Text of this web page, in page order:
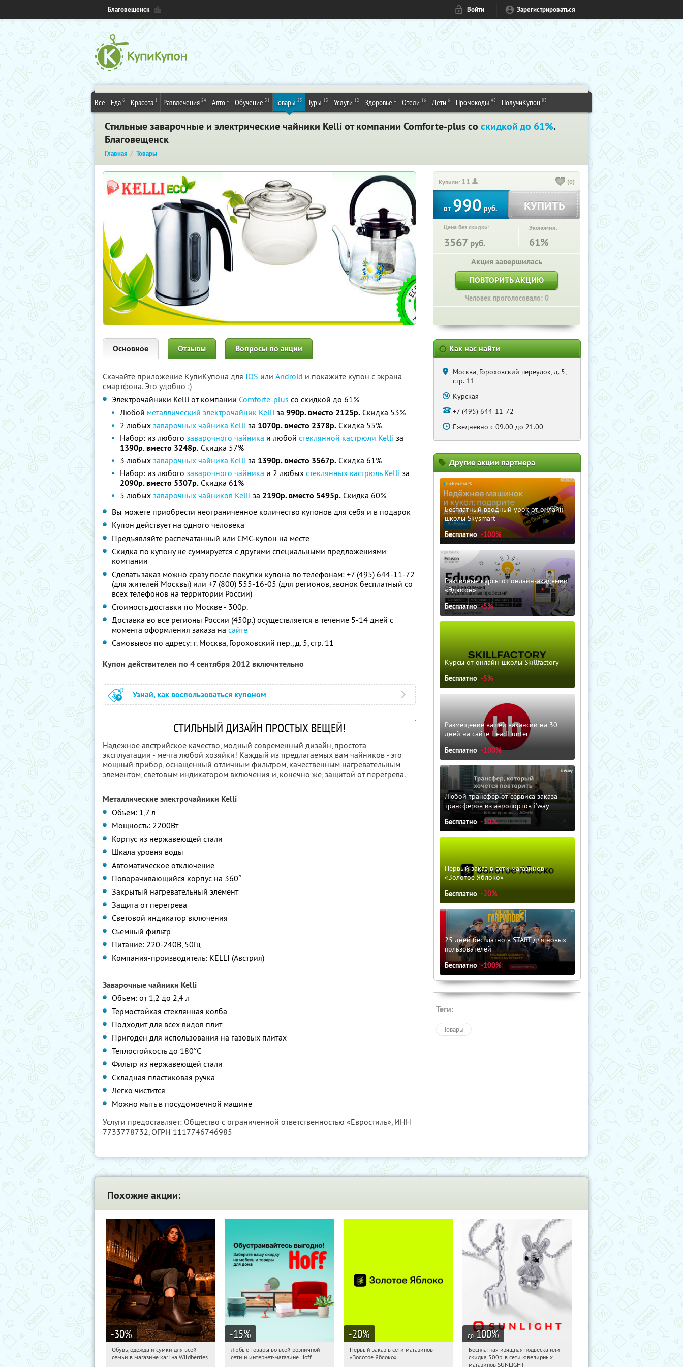
Благовещенск Войти Зарегистрироваться
Все Еда 6 Красота 1 Развлечения 24 Авто 1 Обучение 31 Товары 25 Туры 13 Услуги 12 Здоровье 1 Отели 16 Дети 6 Промокоды 48 ПолучиКупон 83
Стильные заварочные и электрические чайники Kelli от компании Comforte-plus со скидкой до 61%.
Благовещенск
Главная Товары
Купили: 11 (0)
от990руб. КУПИТЬ
Цена без скидки:
3567 руб.
Экономия:
61%
Акция завершилась
ПОВТОРИТЬ АКЦИЮ
Человек проголосовало: 0
Основное Отзывы Вопросы по акции
Скачайте приложение КупиКупона для IOS или Android и покажите купон с экрана
смартфона. Это удобно :)
Электрочайники Kelli от компании Comforte-plus со скидкой до 61%
Любой металлический электрочайник Kelli за 990р. вместо 2125р. Скидка 53%
2 любых заварочных чайника Kelli за 1070р. вместо 2378р. Скидка 55%
Набор: из любого заварочного чайника и любой стеклянной кастрюли Kelli за
1390р. вместо 3248р. Скидка 57%
3 любых заварочных чайника Kelli за 1390р. вместо 3567р. Скидка 61%
Набор: из любого заварочного чайника и 2 любых стеклянных кастрюль Kelli за
2090р. вместо 5307р. Скидка 61%
5 любых заварочных чайников Kelli за 2190р. вместо 5495р. Скидка 60%
Вы можете приобрести неограниченное количество купонов для себя и в подарок
Купон действует на одного человека
Предъявляйте распечатанный или СМС-купон на месте
Скидка по купону не суммируется с другими специальными предложениями
компании
Сделать заказ можно сразу после покупки купона по телефонам: +7 (495) 644-11-72
(для жителей Москвы) или +7 (800) 555-16-05 (для регионов, звонок бесплатный со
всех телефонов на территории России)
Стоимость доставки по Москве - 300р.
Доставка во все регионы России (450р.) осуществляется в течение 5-14 дней с
момента оформления заказа на сайте
Самовывоз по адресу: г. Москва, Гороховский пер., д. 5, стр. 11
Купон действителен по 4 сентября 2012 включительно
Узнай, как воспользоваться купоном
СТИЛЬНЫЙ ДИЗАЙН ПРОСТЫХ ВЕЩЕЙ!
Надежное австрийское качество, модный современный дизайн, простота
эксплуатации - мечта любой хозяйки! Каждый из предлагаемых вам чайников - это
мощный прибор, оснащенный отличным фильтром, качественным нагревательным
элементом, световым индикатором включения и, конечно же, защитой от перегрева.
Металлические электрочайники Kelli
Объем: 1,7 л
Мощность: 2200Вт
Корпус из нержавеющей стали
Шкала уровня воды
Автоматическое отключение
Поворачивающийся корпус на 360°
Закрытый нагревательный элемент
Защита от перегрева
Световой индикатор включения
Съемный фильтр
Питание: 220-240В, 50Гц
Компания-производитель: KELLI (Австрия)
Заварочные чайники Kelli
Объем: от 1,2 до 2,4 л
Термостойкая стеклянная колба
Подходит для всех видов плит
Пригоден для использования на газовых плитах
Теплостойкость до 180°С
Фильтр из нержавеющей стали
Складная пластиковая ручка
Легко чистится
Можно мыть в посудомоечной машине
Услуги предоставляет: Общество с ограниченной ответственностью «Евростиль», ИНН
7733778732, ОГРН 1117746746985
Как нас найти
Москва, Гороховский переулок, д. 5,
стр. 11
Курская
+7 (495) 644-11-72
Eжедневно c 09.00 до 21.00
Другие акции партнера
Бесплатный вводный урок от онлайн-
школы Skysmart
Бесплатно -100%
Различные курсы от онлайн-академии
«Эдюсон»
Бесплатно -5%
Курсы от онлайн-школы Skillfactory
Бесплатно -5%
Размещение вашей вакансии на 30
дней на сайте HeadHunter
Бесплатно -100%
Любой трансфер от сервиса заказа
трансферов из аэропортов i'way
Бесплатно -10%
Первый заказ в сети магазинов
«Золотое Яблоко»
Бесплатно -20%
25 дней бесплатно в START для новых
пользователей
Бесплатно -100%
Теги:
Товары
Похожие акции:
-30%
11:53:13 Получили:
Обувь, одежда и сумки для всей
семьи в магазине kari на Wildberries
-15%
11:53:13 Получили:
Любые товары во всей розничной
сети и интернет-магазине Hoff
-20%
11:53:13
Получи первым!
Первый заказ в сети магазинов
«Золотое Яблоко»
до 100%
11:53:13 Получили:
Россия
Бесплатная изящная подвеска или
скидка 500р. в сети ювелирных
магазинов SUNLIGHT